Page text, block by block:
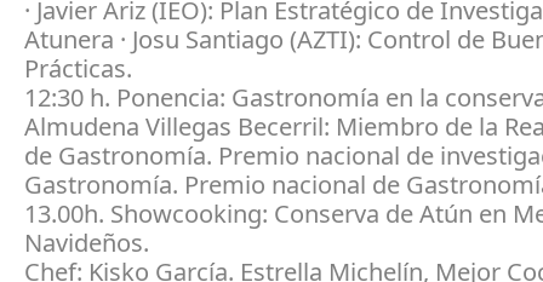
· Javier Ariz (IEO): Plan Estratégico de
Atunera · Josu Santiago (AZTI): Control de
Prácticas.
12:30 h. Ponencia: Gastronomía en la
Almudena Villegas Becerril: Miembro de la
de Gastronomía. Premio nacional de
Gastronomía. Premio nacional de
13.00h. Showcooking: Conserva de Atún en
Navideños.
Chef: Kisko García. Estrella Michelín, Mejor